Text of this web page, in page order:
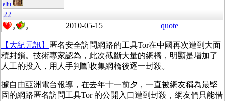
eliu
22
0 0 2010-05-15 quote
【大紀元訊】
匿名安全訪問網路的工具Tor在中國再次遭到大面
積封鎖。技術專家認為，此次截斷大量的網橋，明顯是增加了
人工的投入，用人手判斷收集網橋後逐一封殺。
據自由亞洲電台報導，在去年十一前夕，一直被網友稱為最堅
固的網路匿名訪問工具Tor 的公開入口遭到封殺，網友們只能借